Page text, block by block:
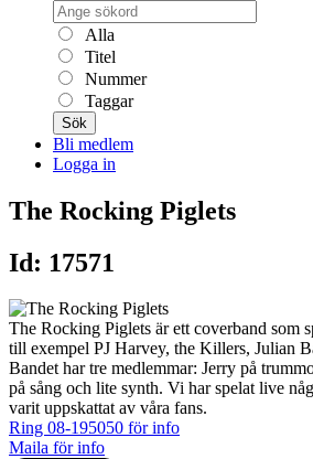
Alla
Titel
Nummer
Taggar
Sök
Bli medlem
Logga in
The Rocking Piglets
Id: 17571
The Rocking Piglets är ett coverband som
till exempel PJ Harvey, the Killers, Julian
Bandet har tre medlemmar: Jerry på
på sång och lite synth. Vi har spelat live
varit uppskattat av våra fans.
Ring 08-195050 för info
Maila för info